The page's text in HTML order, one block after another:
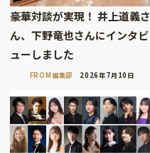
豪華対談が実現！ 井上道義さ
ん、下野竜也さんにインタビ
ューしました
FROM編集部 2026年7月10日